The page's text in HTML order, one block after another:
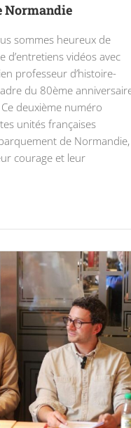
Normandie
sommes heureux de
d’entretiens vidéos avec
professeur d’histoire-
du 80ème
deuxième numéro
unités françaises
de Normandie,
courage et leur